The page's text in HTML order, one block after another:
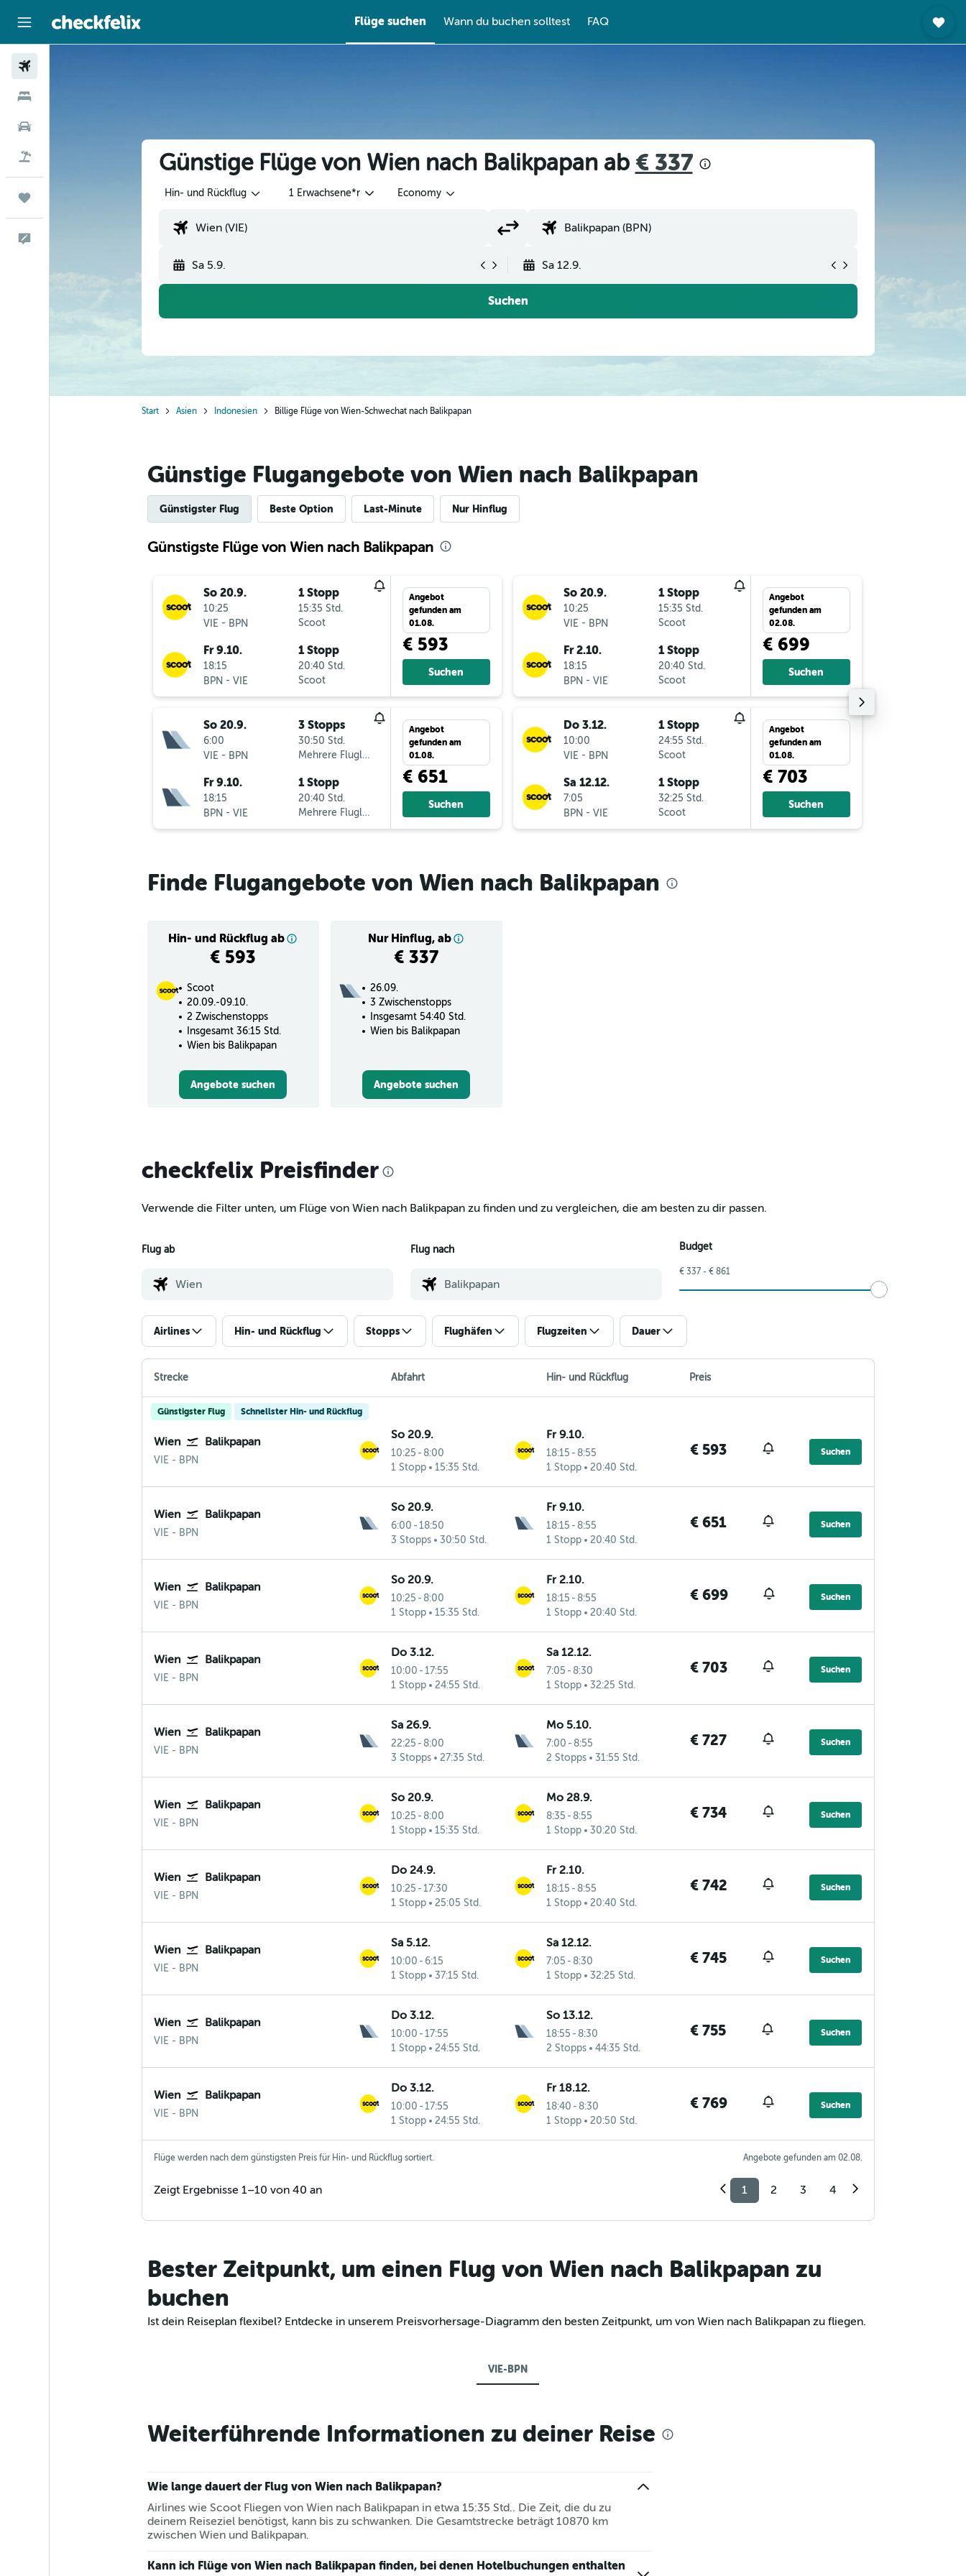
Flüge suchen Wann du buchen solltest FAQ
Günstige Flüge von Wien nach Balikpapan ab € 337
Hin- und Rückflug 1 Erwachsene*r Economy
Sa 5.9. Sa 12.9.
Suchen
Start Asien Indonesien Billige Flüge von Wien-Schwechat nach Balikpapan
Günstige Flugangebote von Wien nach Balikpapan
Günstigster Flug Beste Option Last-Minute Nur Hinflug
Günstigste Flüge von Wien nach Balikpapan
So 20.9.
10:25
VIE - BPN
1 Stopp
15:35 Std.
Scoot
Fr 9.10.
18:15
BPN - VIE
1 Stopp
20:40 Std.
Scoot
Angebot
gefunden am
01.08.
€ 593
Suchen
So 20.9.
6:00
VIE - BPN
3 Stopps
30:50 Std.
Mehrere Fluglinien
Fr 9.10.
18:15
BPN - VIE
1 Stopp
20:40 Std.
Mehrere Fluglinien
Angebot
gefunden am
01.08.
€ 651
Suchen
So 20.9.
10:25
VIE - BPN
1 Stopp
15:35 Std.
Scoot
Fr 2.10.
18:15
BPN - VIE
1 Stopp
20:40 Std.
Scoot
Angebot
gefunden am
02.08.
€ 699
Suchen
Do 3.12.
10:00
VIE - BPN
1 Stopp
24:55 Std.
Scoot
Sa 12.12.
7:05
BPN - VIE
1 Stopp
32:25 Std.
Scoot
Angebot
gefunden am
01.08.
€ 703
Suchen
Finde Flugangebote von Wien nach Balikpapan
Hin- und Rückflug ab
€ 593
Nur Hinflug, ab
€ 337
Scoot
20.09.-09.10.
2 Zwischenstopps
Insgesamt 36:15 Std.
Wien bis Balikpapan
Angebote suchen
26.09.
3 Zwischenstopps
Insgesamt 54:40 Std.
Wien bis Balikpapan
Angebote suchen
checkfelix Preisfinder
Verwende die Filter unten, um Flüge von Wien nach Balikpapan zu finden und zu vergleichen, die am besten zu dir passen.
Flug ab Flug nach Budget
€ 337 - € 861
Airlines Hin- und Rückflug Stopps Flughäfen Flugzeiten Dauer
Strecke Abfahrt Hin- und Rückflug Preis
Günstigster Flug Schnellster Hin- und Rückflug
Wien Balikpapan
VIE Wien-Schwechat
- BPN
So 20.9.
10:25 - 8:00
1 Stopp
15:35 Std.
Fr 9.10.
18:15 - 8:55
1 Stopp
20:40 Std.
€ 593 Suchen
Wien Balikpapan
VIE Wien-Schwechat
- BPN
So 20.9.
6:00 - 18:50
3 Stopps
30:50 Std.
Fr 9.10.
18:15 - 8:55
1 Stopp
20:40 Std.
€ 651 Suchen
Wien Balikpapan
VIE Wien-Schwechat
- BPN
So 20.9.
10:25 - 8:00
1 Stopp
15:35 Std.
Fr 2.10.
18:15 - 8:55
1 Stopp
20:40 Std.
€ 699 Suchen
Wien Balikpapan
VIE Wien-Schwechat
- BPN
Do 3.12.
10:00 - 17:55
1 Stopp
24:55 Std.
Sa 12.12.
7:05 - 8:30
1 Stopp
32:25 Std.
€ 703 Suchen
Wien Balikpapan
VIE Wien-Schwechat
- BPN
Sa 26.9.
22:25 - 8:00
3 Stopps
27:35 Std.
Mo 5.10.
7:00 - 8:55
2 Stopps
31:55 Std.
€ 727 Suchen
Wien Balikpapan
VIE Wien-Schwechat
- BPN
So 20.9.
10:25 - 8:00
1 Stopp
15:35 Std.
Mo 28.9.
8:35 - 8:55
1 Stopp
30:20 Std.
€ 734 Suchen
Wien Balikpapan
VIE Wien-Schwechat
- BPN
Do 24.9.
10:25 - 17:30
1 Stopp
25:05 Std.
Fr 2.10.
18:15 - 8:55
1 Stopp
20:40 Std.
€ 742 Suchen
Wien Balikpapan
VIE Wien-Schwechat
- BPN
Sa 5.12.
10:00 - 6:15
1 Stopp
37:15 Std.
Sa 12.12.
7:05 - 8:30
1 Stopp
32:25 Std.
€ 745 Suchen
Wien Balikpapan
VIE Wien-Schwechat
- BPN
Do 3.12.
10:00 - 17:55
1 Stopp
24:55 Std.
So 13.12.
18:55 - 8:30
2 Stopps
44:35 Std.
€ 755 Suchen
Wien Balikpapan
VIE Wien-Schwechat
- BPN
Do 3.12.
10:00 - 17:55
1 Stopp
24:55 Std.
Fr 18.12.
18:40 - 8:30
1 Stopp
20:50 Std.
€ 769 Suchen
Flüge werden nach dem günstigsten Preis für Hin- und Rückflug sortiert. Angebote gefunden am 02.08.
Zeigt Ergebnisse 1–10 von 40 an 1 2 3 4
Bester Zeitpunkt, um einen Flug von Wien nach Balikpapan zu
buchen
Ist dein Reiseplan flexibel? Entdecke in unserem Preisvorhersage-Diagramm den besten Zeitpunkt, um von Wien nach Balikpapan zu fliegen.
VIE-BPN
Weiterführende Informationen zu deiner Reise
Wie lange dauert der Flug von Wien nach Balikpapan?
Airlines wie Scoot Fliegen von Wien nach Balikpapan in etwa 15:35 Std.. Die Zeit, die du zu
deinem Reiseziel benötigst, kann bis zu schwanken. Die Gesamtstrecke beträgt 10870 km
zwischen Wien und Balikpapan.
Kann ich Flüge von Wien nach Balikpapan finden, bei denen Hotelbuchungen enthalten